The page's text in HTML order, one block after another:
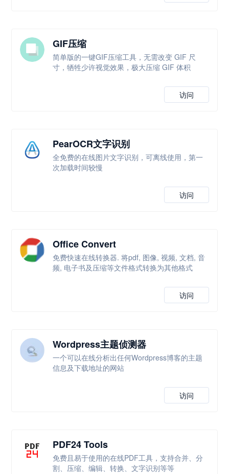
GIF压缩
简单版的一键GIF压缩工具，无需改变 GIF 尺
寸，牺牲少许视觉效果，极大压缩 GIF 体积
访问
PearOCR文字识别
全免费的在线图片文字识别，可离线使用，第一
次加载时间较慢
访问
Office Convert
免费快速在线转换器. 将pdf, 图像, 视频, 文档, 音
频, 电子书及压缩等文件格式转换为其他格式
访问
Wordpress主题侦测器
一个可以在线分析出任何Wordpress博客的主题
信息及下载地址的网站
访问
PDF24 Tools
免费且易于使用的在线PDF工具，支持合并、分
割、压缩、编辑、转换、文字识别等等